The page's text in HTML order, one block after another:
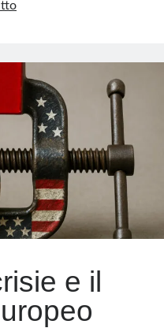
Il
GPS:
Ursula
i
nove
minuti
che
sconvolsero
l’Europa
e il